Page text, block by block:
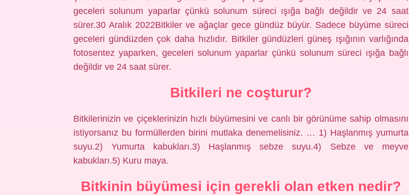
geceleri solunum yaparlar çünkü solunum süreci ışığa bağlı değildir ve 24 saat
sürer.30 Aralık 2022Bitkiler ve ağaçlar gece gündüz büyür. Sadece büyüme süreci
geceleri gündüzden çok daha hızlıdır. Bitkiler gündüzleri güneş ışığının varlığında
fotosentez yaparken, geceleri solunum yaparlar çünkü solunum süreci ışığa bağlı
değildir ve 24 saat sürer.
Bitkileri ne coşturur?
Bitkilerinizin ve çiçeklerinizin hızlı büyümesini ve canlı bir görünüme sahip olmasını
istiyorsanız bu formüllerden birini mutlaka denemelisiniz. … 1) Haşlanmış yumurta
suyu.2) Yumurta kabukları.3) Haşlanmış sebze suyu.4) Sebze ve meyve
kabukları.5) Kuru maya.
Bitkinin büyümesi için gerekli olan etken nedir?